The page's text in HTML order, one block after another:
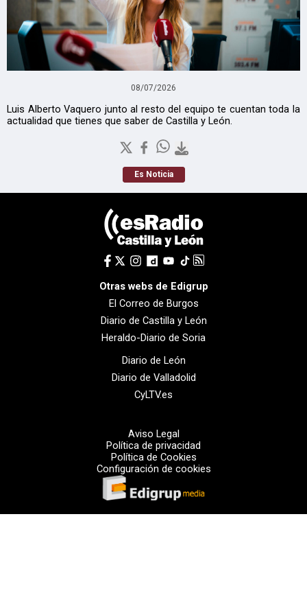
08/07/2026
Luis Alberto Vaquero junto al resto del equipo te cuentan toda la
actualidad que tienes que saber de Castilla y León.
Es Noticia
Otras webs de Edigrup
El Correo de Burgos
Diario de Castilla y León
Heraldo-Diario de Soria
Diario de León
Diario de Valladolid
CyLTV.es
Aviso Legal
Política de privacidad
Política de Cookies
Configuración de cookies